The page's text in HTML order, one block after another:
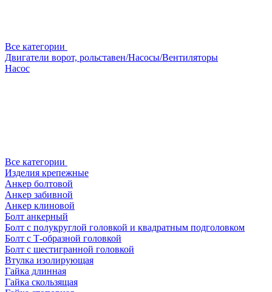
Все категории
Двигатели ворот, рольставен/Насосы/Вентиляторы
Насос
Все категории
Изделия крепежные
Анкер болтовой
Анкер забивной
Анкер клиновой
Болт анкерный
Болт с полукруглой головкой и квадратным подголовком
Болт с Т-образной головкой
Болт с шестигранной головкой
Втулка изолирующая
Гайка длинная
Гайка скользящая